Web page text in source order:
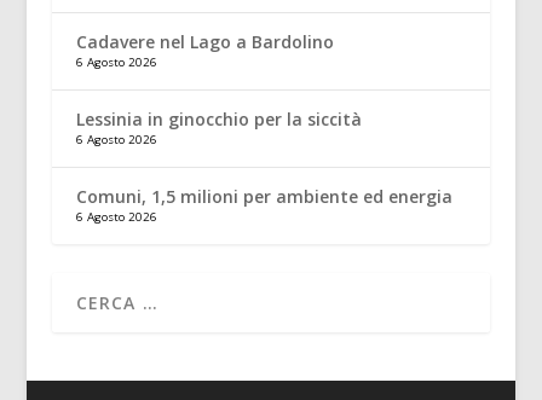
Cadavere nel Lago a Bardolino
6 Agosto 2026
Lessinia in ginocchio per la siccità
6 Agosto 2026
Comuni, 1,5 milioni per ambiente ed energia
6 Agosto 2026